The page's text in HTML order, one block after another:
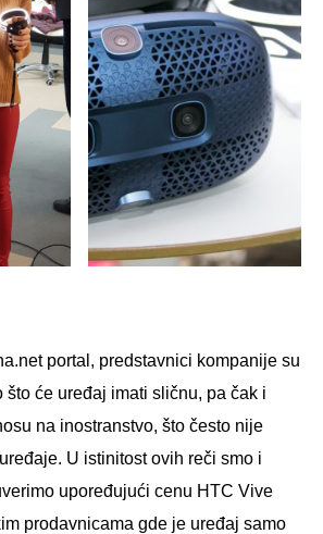
portal, predstavnici kompanije su
što će uređaj imati sličnu, pa čak i
na inostranstvo, što često nije
U istinitost ovih reči smo i
upoređujući cenu HTC Vive
prodavnicama gde je uređaj samo